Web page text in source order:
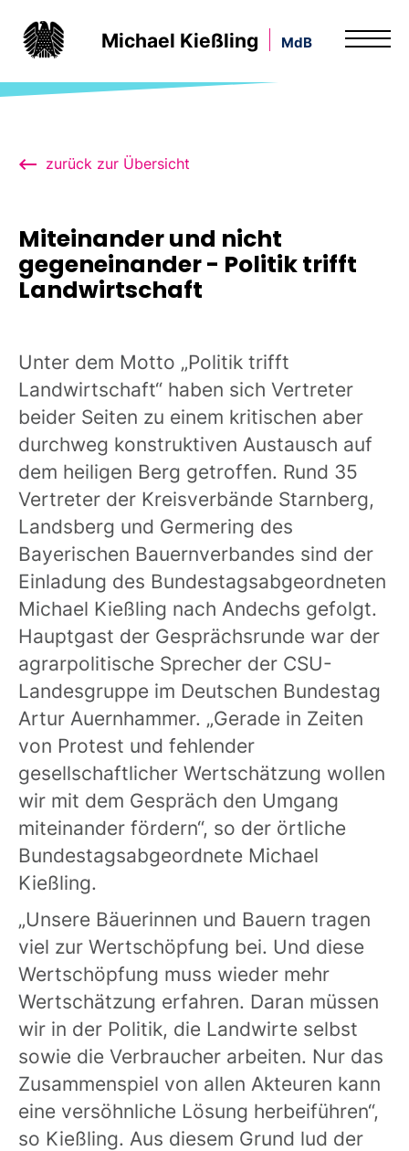
Michael Kießling MdB
zurück zur Übersicht
Miteinander und nicht
gegeneinander - Politik trifft
Landwirtschaft
Unter dem Motto „Politik trifft
Landwirtschaft“ haben sich Vertreter
beider Seiten zu einem kritischen aber
durchweg konstruktiven Austausch auf
dem heiligen Berg getroffen. Rund 35
Vertreter der Kreisverbände Starnberg,
Landsberg und Germering des
Bayerischen Bauernverbandes sind der
Einladung des Bundestagsabgeordneten
Michael Kießling nach Andechs gefolgt.
Hauptgast der Gesprächsrunde war der
agrarpolitische Sprecher der CSU-
Landesgruppe im Deutschen Bundestag
Artur Auernhammer. „Gerade in Zeiten
von Protest und fehlender
gesellschaftlicher Wertschätzung wollen
wir mit dem Gespräch den Umgang
miteinander fördern“, so der örtliche
Bundestagsabgeordnete Michael
Kießling.
„Unsere Bäuerinnen und Bauern tragen
viel zur Wertschöpfung bei. Und diese
Wertschöpfung muss wieder mehr
Wertschätzung erfahren. Daran müssen
wir in der Politik, die Landwirte selbst
sowie die Verbraucher arbeiten. Nur das
Zusammenspiel von allen Akteuren kann
eine versöhnliche Lösung herbeiführen“,
so Kießling. Aus diesem Grund lud der